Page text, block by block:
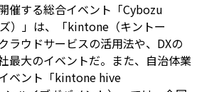
催する総合イベント「Cybozu
）」は、「kintone（キントー
ラウドサービスの活用法や、DXの
最大のイベントだ。また、自治体業
ベント「kintone hive